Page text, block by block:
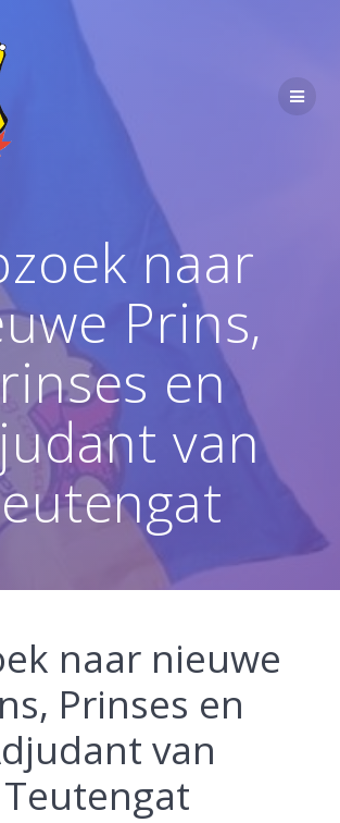
inhoud
naar
Prins,
en
van
naar nieuwe
Prinses en
van
Teutengat